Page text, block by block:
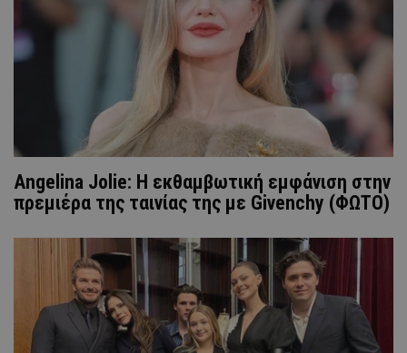
Angelina Jolie: Η εκθαμβωτική εμφάνιση στην
πρεμιέρα της ταινίας της με Givenchy (ΦΩΤΟ)